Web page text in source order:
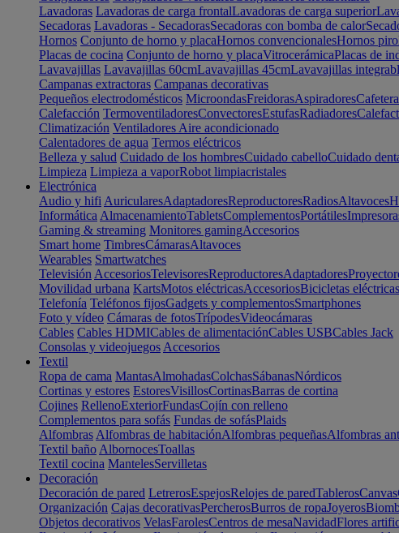
Lavadoras Lavadoras de carga frontalLavadoras de carga superior
Secadoras Lavadoras - SecadorasSecadoras con bomba de calor
Hornos Conjunto de horno y placaHornos convencionalesHornos
Placas de cocina Conjunto de horno y placaVitrocerámicaPlacas de
Lavavajillas Lavavajillas 60cmLavavajillas 45cmLavavajillas
Campanas extractoras Campanas decorativas
Pequeños electrodomésticos MicroondasFreidorasAspiradores
Calefacción TermoventiladoresConvectoresEstufasRadiadores
Climatización Ventiladores Aire acondicionado
Calentadores de agua Termos eléctricos
Belleza y salud Cuidado de los hombresCuidado cabelloCuidado
Limpieza Limpieza a vaporRobot limpiacristales
Electrónica
Audio y hifi AuricularesAdaptadoresReproductoresRadiosAltavoces
Informática AlmacenamientoTabletsComplementosPortátiles
Gaming & streaming Monitores gamingAccesorios
Smart home TimbresCámarasAltavoces
Wearables Smartwatches
Televisión AccesoriosTelevisoresReproductoresAdaptadores
Movilidad urbana KartsMotos eléctricasAccesoriosBicicletas eléctricas
Telefonía Teléfonos fijosGadgets y complementosSmartphones
Foto y vídeo Cámaras de fotosTrípodesVideocámaras
Cables Cables HDMICables de alimentaciónCables USBCables Jack
Consolas y videojuegos Accesorios
Textil
Ropa de cama MantasAlmohadasColchasSábanasNórdicos
Cortinas y estores EstoresVisillosCortinasBarras de cortina
Cojines RellenoExteriorFundasCojín con relleno
Complementos para sofás Fundas de sofásPlaids
Alfombras Alfombras de habitaciónAlfombras pequeñasAlfombras
Textil baño AlbornocesToallas
Textil cocina MantelesServilletas
Decoración
Decoración de pared LetrerosEspejosRelojes de paredTablerosCanvas
Organización Cajas decorativasPercherosBurros de ropaJoyeros
Objetos decorativos VelasFarolesCentros de mesaNavidadFlores